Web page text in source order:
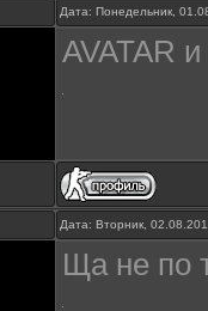
Дата: Понедельник,
AVATAR
Дата: Вторник,
Ща не по